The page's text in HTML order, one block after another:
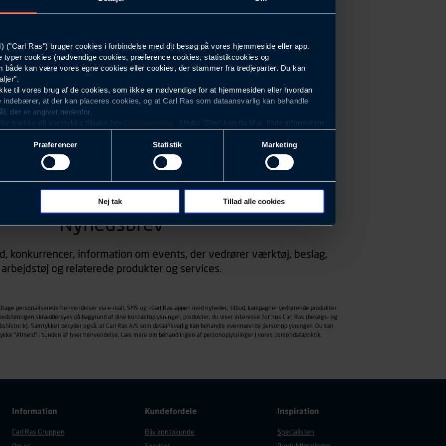
("Carl Ras") bruger cookies i forbindelse med dit besøg på vores hjemmeside eller app.
typer cookies (nødvendige cookies, præference cookies, statistikcookies og
både kan være vores egne cookies eller cookies, der stammer fra tredjeparter. Du kan
til vores brug af de cookies, som ikke er nødvendige for at hjemmesiden eller hvordan
indebærer, at der kan placeres cookies, og at Carl Ras som dataansvarlig kan behandle
der er angivet nedenfor.
trække dit samtykke tilbage her
. Under "Om" kan du bl.a. finde information
med det formål at optimere design, brugervenlighed og effektiviteten af vores
analyser af, hvilke oplysninger der er mest populære, og som derfor skal være nemme at
hvad der klikkes på, sider/indhold der besøges, browsertype, søgeord, IP-adresse,
(computer, smartphone mv.) samt de features, der anvendes.
sig på. Til dette formål behandles der personoplysninger om dit foretrukne sprog, og den
med det formål at spore besøgende på vores hjemmeside og apps med
vise annoncer, der er relevante (profilering). Til dette formål behandles der
der anvendes.
persondatapolitik, der indeholder yderligere information om behandling af
Præferencer Statistik Marketing
Nej tak Tillad alle cookies
Mørkegrå
112
Nyhedsbrev
konkurrencer, information om events, der vedrører værktøj, beslag,
arbejdstøj og relaterede produkter og services.
personaliserede henvendelser via e-mail, SMS og i Carl Ras-appen med nyheder, tilbud, kampagner vedrørende produkter
skræddersyes på baggrund af dine kontaktoplysninger, produkter, du viser interesse for hos Carl Ras (besøgs- og
Samtykket betyder også, at Carl Ras A/S som dataansvarlig kan behandle ovennævnte personoplysninger. Du kan
"Afmeld" i bunden af hver henvendelse. Læs mere om behandlingen af personoplysninger i vores persondatapolitik.
Information
Carl Ras Gruppen
Kundefordele
Bliv kontokunde
Inspiration
Specialisten